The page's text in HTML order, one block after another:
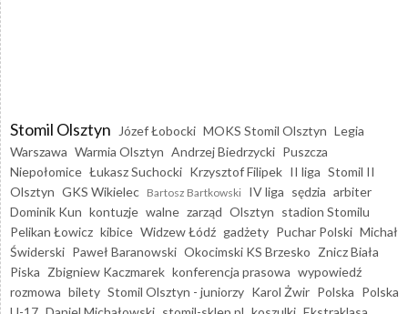
Stomil Olsztyn Józef Łobocki MOKS Stomil Olsztyn Legia
Warszawa Warmia Olsztyn Andrzej Biedrzycki Puszcza
Niepołomice Łukasz Suchocki Krzysztof Filipek II liga Stomil II
Olsztyn GKS Wikielec Bartosz Bartkowski IV liga sędzia arbiter
Dominik Kun kontuzje walne zarząd Olsztyn stadion Stomilu
Pelikan Łowicz kibice Widzew Łódź gadżety Puchar Polski Michał
Świderski Paweł Baranowski Okocimski KS Brzesko Znicz Biała
Piska Zbigniew Kaczmarek konferencja prasowa wypowiedź
rozmowa bilety Stomil Olsztyn - juniorzy Karol Żwir Polska Polska